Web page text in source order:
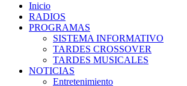
Inicio
RADIOS
PROGRAMAS
SISTEMA INFORMATIVO
TARDES CROSSOVER
TARDES MUSICALES
NOTICIAS
Entretenimiento